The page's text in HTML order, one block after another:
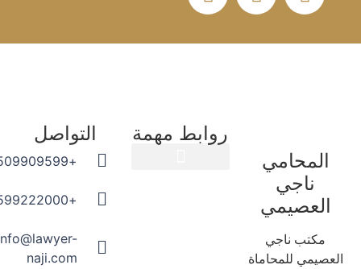
المحامي
ناجي
العصيمي
مكتب ناجي
للمحاماة
روابط مهمة التواصل
info@lawyer-
naji.com